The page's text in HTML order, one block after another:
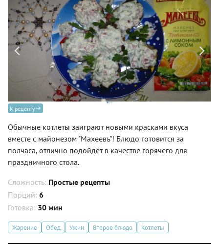
К рецепту
Обычные котлеты заиграют новыми красками вкуса
вместе с майонезом "Махеевъ"! Блюдо готовится за
полчаса, отлично подойдёт в качестве горячего для
праздничного стола.
Сложность: Простые рецепты
Порций: 6
Готовка: 30 мин
Жарение Обед Ужин Второе блюдо Котлеты